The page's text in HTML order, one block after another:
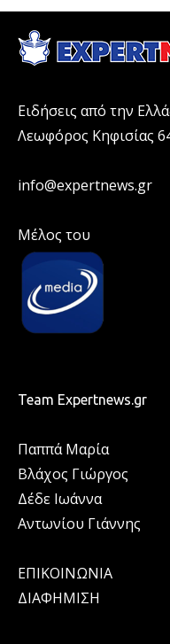
Ειδήσεις από την
Λεωφόρος Κηφισίας
info@expertnews.gr
Μέλος του
Team Expertnews.gr
Παππά Μαρία
Βλάχος Γιώργος
Δέδε Ιωάννα
Αντωνίου Γιάννης
ΕΠΙΚΟΙΝΩΝΙΑ
ΔΙΑΦΗΜΙΣΗ